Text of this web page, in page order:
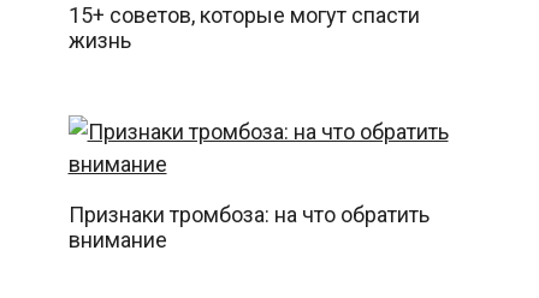
15+ советов, которые могут спасти
жизнь
Признаки тромбоза: на что обратить
внимание